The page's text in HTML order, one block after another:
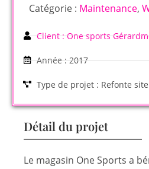
Catégorie : Maintenance,
Client : One sports
Année : 2017
Type de projet : Refonte
Détail du projet
Le magasin One Sports a